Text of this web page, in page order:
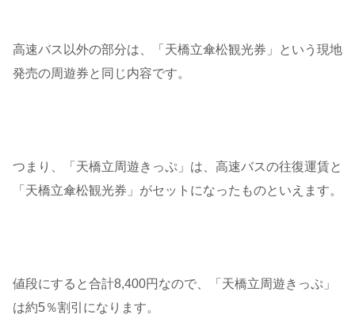
高速バス以外の部分は、「天橋立傘松観光券」という現地
発売の周遊券と同じ内容です。
つまり、「天橋立周遊きっぷ」は、高速バスの往復運賃と
「天橋立傘松観光券」がセットになったものといえます。
値段にすると合計8,400円なので、「天橋立周遊きっぷ」
は約5％割引になります。